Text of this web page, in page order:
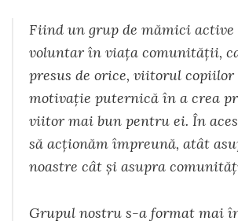
Fiind un grup de mămici
voluntar în viaţa comunităţii,
presus de orice, viitorul
motivaţie puternică în a crea
viitor mai bun pentru ei. În
să acţionăm împreună, atât
noastre cât şi asupra
Grupul nostru s-a format mai